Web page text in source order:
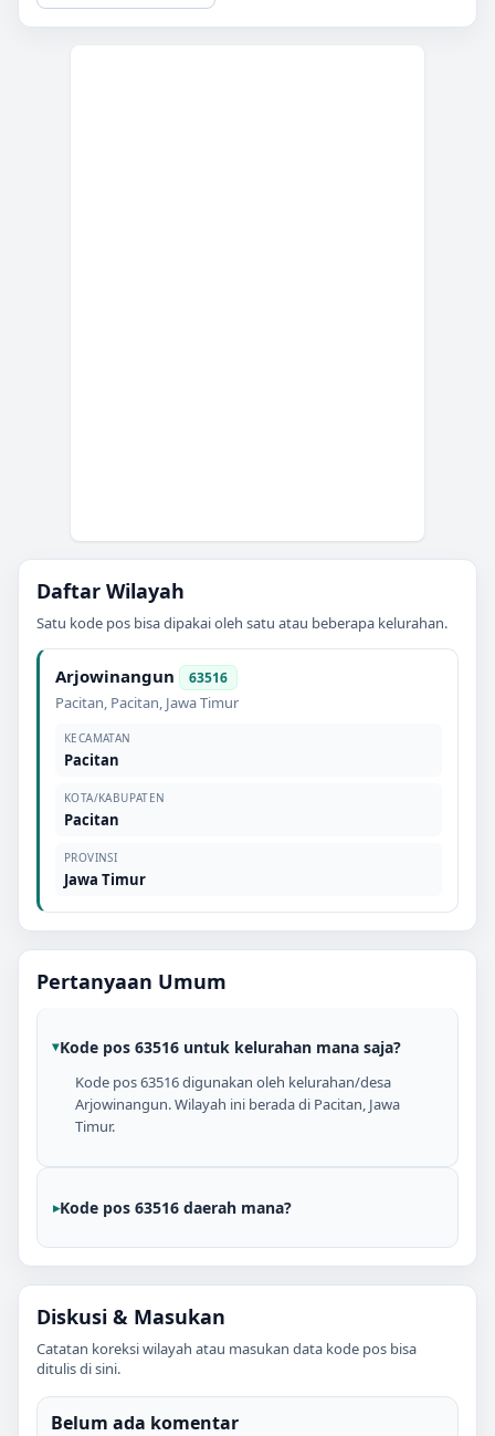
Daftar Wilayah
Satu kode pos bisa dipakai oleh satu atau beberapa kelurahan.
Arjowinangun 63516
Pacitan, Pacitan, Jawa Timur
KECAMATAN
Pacitan
KOTA/KABUPATEN
Pacitan
PROVINSI
Jawa Timur
Pertanyaan Umum
Kode pos 63516 untuk kelurahan mana saja?
Kode pos 63516 digunakan oleh kelurahan/desa
Arjowinangun. Wilayah ini berada di Pacitan, Jawa
Timur.
Kode pos 63516 daerah mana?
Diskusi & Masukan
Catatan koreksi wilayah atau masukan data kode pos bisa
ditulis di sini.
Belum ada komentar